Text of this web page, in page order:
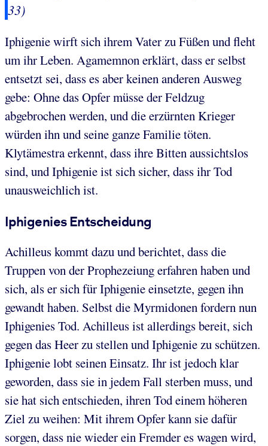
33)
Iphigenie wirft sich ihrem Vater zu Füßen und fleht
um ihr Leben. Agamemnon erklärt, dass er selbst
entsetzt sei, dass es aber keinen anderen Ausweg
gebe: Ohne das Opfer müsse der Feldzug
abgebrochen werden, und die erzürnten Krieger
würden ihn und seine ganze Familie töten.
Klytämestra erkennt, dass ihre Bitten aussichtslos
sind, und Iphigenie ist sich sicher, dass ihr Tod
unausweichlich ist.
Iphigenies Entscheidung
Achilleus kommt dazu und berichtet, dass die
Truppen von der Prophezeiung erfahren haben und
sich, als er sich für Iphigenie einsetzte, gegen ihn
gewandt haben. Selbst die Myrmidonen fordern nun
Iphigenies Tod. Achilleus ist allerdings bereit, sich
gegen das Heer zu stellen und Iphigenie zu schützen.
Iphigenie lobt seinen Einsatz. Ihr ist jedoch klar
geworden, dass sie in jedem Fall sterben muss, und
sie hat sich entschieden, ihren Tod einem höheren
Ziel zu weihen: Mit ihrem Opfer kann sie dafür
sorgen, dass nie wieder ein Fremder es wagen wird,